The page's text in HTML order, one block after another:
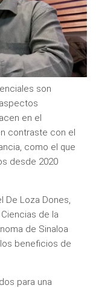
son
en el
contraste con el
como el que
desde 2020
De Loza Dones,
de la
de Sinaloa
beneficios de
para una